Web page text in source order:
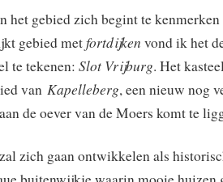
het gebied zich begint te
gebied metfortdijken vond ik het
te tekenen: Slot Vrijburg. Het
van Kapelleberg, een nieuw nog
de oever van de Moers komt te
zich gaan ontwikkelen als